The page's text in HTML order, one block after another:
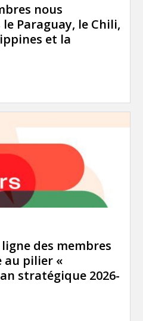
nous
Paraguay, le Chili,
et la
des membres
au pilier «
stratégique 2026-